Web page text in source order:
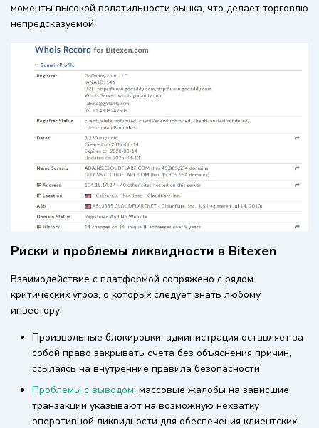
моменты высокой волатильности рынка, что делает торговлю
непредсказуемой.
Риски и проблемы ликвидности в Bitexen
Взаимодействие с платформой сопряжено с рядом
критических угроз, о которых следует знать любому
инвестору:
Произвольные блокировки: администрация оставляет за
собой право закрывать счета без объяснения причин,
ссылаясь на внутренние правила безопасности.
Проблемы с выводом: массовые жалобы на зависшие
транзакции указывают на возможную нехватку
оперативной ликвидности для обеспечения клиентских